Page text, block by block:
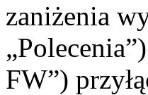
zaniżenia
FW”)